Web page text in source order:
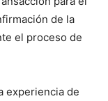
de la
el proceso de
experiencia de